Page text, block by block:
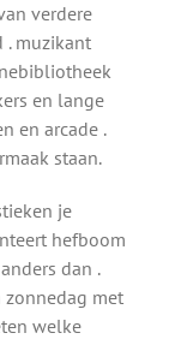
verdere
. muzikant
en lange
en arcade .
staan.
je
hefboom
dan .
met
welke